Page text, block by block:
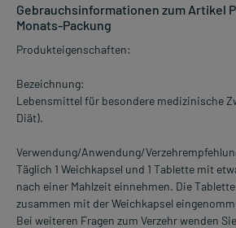
Gebrauchsinformationen zum Artikel
Monats-Packung
Produkteigenschaften:
Bezeichnung:
Lebensmittel für besondere medizinische
Diät).
Verwendung/Anwendung/
Täglich 1 Weichkapsel und 1 Tablette mit
nach einer Mahlzeit einnehmen. Die
zusammen mit der Weichkapsel
Bei weiteren Fragen zum Verzehr wenden